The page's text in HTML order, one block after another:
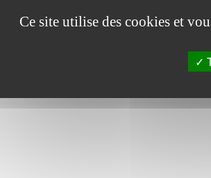
droits reserves 2007-2026 Mentions
Ce site utilise des cookies et